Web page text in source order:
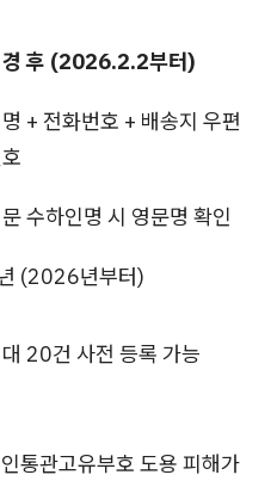
경 후 (2026.2.2부터)
+ 전화번호 + 배송지 우편
수하인명 시 영문명 확인
(2026년부터)
20건 사전 등록 가능
통관고유부호 도용 피해가